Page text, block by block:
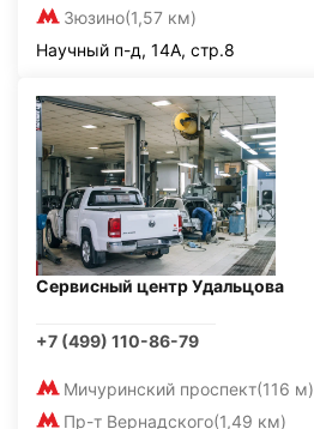
Зюзино(1,57 км)
Научный п-д, 14А, стр.8
Сервисный центр Удальцова
+7 (499) 110-86-79
Мичуринский проспект(116 м)
Пр-т Вернадского(1,49 км)